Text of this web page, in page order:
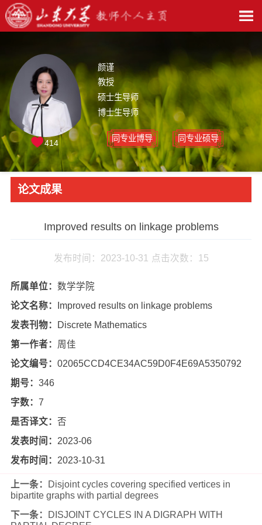
颜谨
教授
硕士生导师
博士生导师
同专业博导 同专业硕导
414
论文成果
Improved results on linkage problems
发布时间：2023-10-31 点击次数： 15
所属单位： 数学学院
论文名称：
Improved results on linkage problems
发表刊物：
Discrete Mathematics
第一作者： 周佳
论文编号： 02065CCD4CE34AC59D0F4E69A5350792
期号： 346
字数： 7
是否译文： 否
发表时间： 2023-06
发布时间： 2023-10-31
上一条：
Disjoint cycles covering specified vertices in
bipartite graphs with partial degrees
下一条：
DISJOINT CYCLES IN A DIGRAPH WITH